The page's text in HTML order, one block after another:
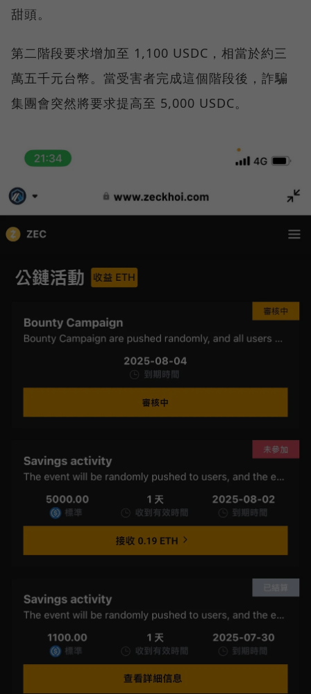
甜頭。
第二階段要求增加至 1,100 USDC，相當於約三
萬五千元台幣。當受害者完成這個階段後，詐騙
集團會突然將要求提高至 5,000 USDC。